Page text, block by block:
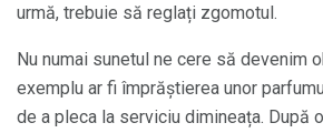
urmă, trebuie să reglați zgomotul.
Nu numai sunetul ne cere să devenim
exemplu ar fi împrăștierea unor
de a pleca la serviciu dimineața. După